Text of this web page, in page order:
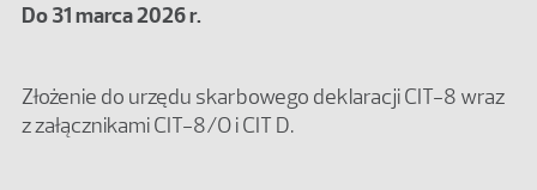
Do 31 marca 2026 r.
Złożenie do urzędu skarbowego deklaracji CIT-8 wraz
z załącznikami CIT-8/O i CIT D.